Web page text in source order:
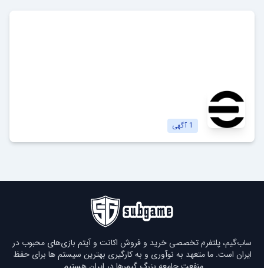
1 آگهی
ساب‌گیم، پلتفرم تخصصی خرید و فروش اکانت و آیتم بازی‌های محبوب در
ایران است. ما متعهد به نوآوری و به کارگیری بهترین سیستم ها برای حفظ